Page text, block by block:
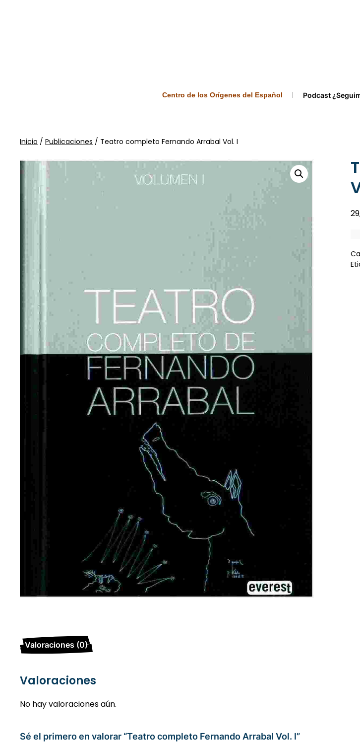
Centro de los Orígenes del Español Podcast
Inicio / Publicaciones / Teatro completo Fernando Arrabal Vol. I
Valoraciones (0)
Valoraciones
No hay valoraciones aún.
Sé el primero en valorar “Teatro completo Fernando Arrabal Vol. I”